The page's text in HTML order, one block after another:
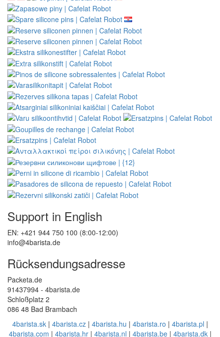
Support in English
EN: +421 944 750 100 (8:00-12:00)
info@4barista.de
Rücksendungsadresse
Packeta.de
91437994 - 4barista.de
Schloßplatz 2
086 48 Bad Brambach
4barista.sk| 4barista.cz| 4barista.hu | 4barista.ro | 4barista.pl |
4barista.com | 4barista.hr| 4barista.nl | 4barista.be| 4barista.dk|